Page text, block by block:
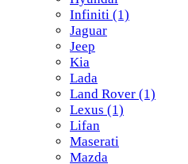
Infiniti (1)
Jaguar
Jeep
Kia
Lada
Land Rover (1)
Lexus (1)
Lifan
Maserati
Mazda